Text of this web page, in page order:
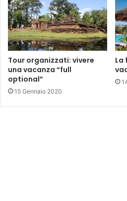
Tour organizzati: vivere
una vacanza “full
optional”
15 Gennaio 2020
La